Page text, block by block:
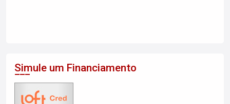
Simule um Financiamento